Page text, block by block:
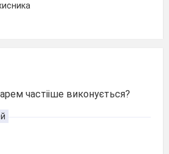
частііше виконується?